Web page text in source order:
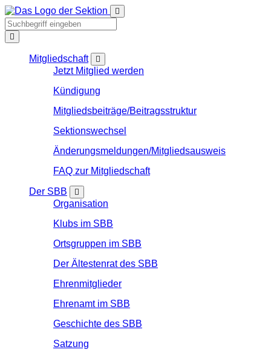
Mitgliedschaft
Jetzt Mitglied werden
Kündigung
Mitgliedsbeiträge/Beitragsstruktur
Sektionswechsel
Änderungsmeldungen/Mitgliedsausweis
FAQ zur Mitgliedschaft
Der SBB
Organisation
Klubs im SBB
Ortsgruppen im SBB
Der Ältestenrat des SBB
Ehrenmitglieder
Ehrenamt im SBB
Geschichte des SBB
Satzung